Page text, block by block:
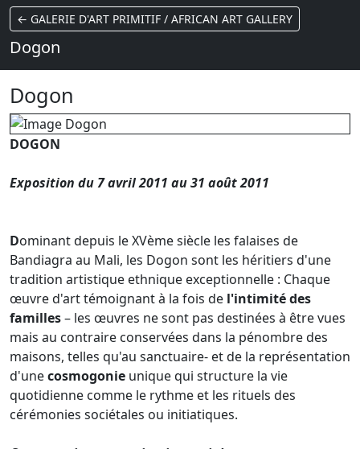
← GALERIE D'ART PRIMITIF / AFRICAN ART GALLERY
Dogon
Dogon
DOGON
Exposition du 7 avril 2011 au 31 août 2011
Dominant depuis le XVème siècle les falaises de
Bandiagra au Mali, les Dogon sont les héritiers d'une
tradition artistique ethnique exceptionnelle : Chaque
œuvre d'art témoignant à la fois de l'intimité des
familles– les œuvres ne sont pas destinées à être vues
mais au contraire conservées dans la pénombre des
maisons, telles qu'au sanctuaire- et de la représentation
d'unecosmogonie unique qui structure la vie
quotidienne comme le rythme et les rituels des
cérémonies sociétales ou initiatiques.